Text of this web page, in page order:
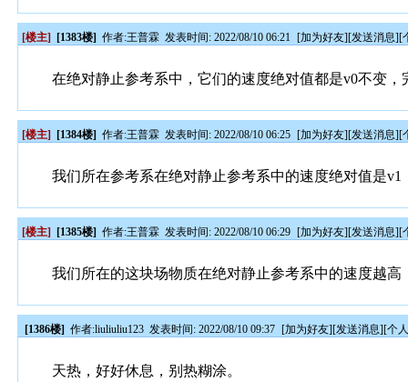
[楼主] [1383楼] 作者:王普霖 发表时间: 2022/08/10 06:21 [加为好友][发送消息][
在绝对静止参考系中，它们的速度绝对值都是v0不变
[楼主] [1384楼] 作者:王普霖 发表时间: 2022/08/10 06:25 [加为好友][发送消息][
我们所在参考系在绝对静止参考系中的速度绝对值是v1
[楼主] [1385楼] 作者:王普霖 发表时间: 2022/08/10 06:29 [加为好友][发送消息][
我们所在的这块场物质在绝对静止参考系中的速度越
[1386楼] 作者:liuliuliu123 发表时间: 2022/08/10 09:37 [加为好友][发送消息][个
天热，好好休息，别热糊涂。